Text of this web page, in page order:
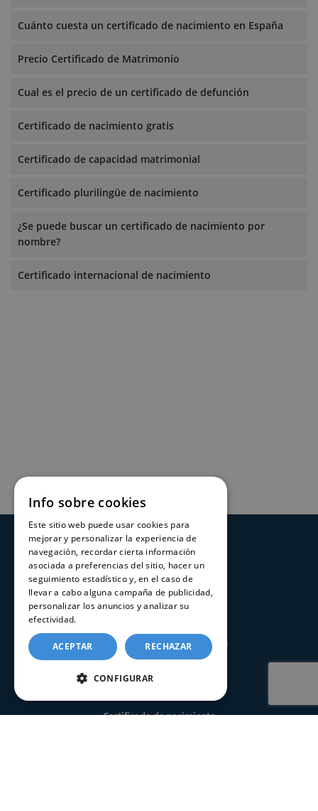
Cuánto cuesta un certificado de nacimiento en España
Precio Certificado de Matrimonio
Cual es el precio de un certificado de defunción
Certificado de nacimiento gratis
Certificado de capacidad matrimonial
Certificado plurilingüe de nacimiento
¿Se puede buscar un certificado de nacimiento por
nombre?
Certificado internacional de nacimiento
SERVICIOS
Registros Civiles España
Nuestro servicio
Consultar estado de un trámite
CERTIFICADOS
Certificado de nacimiento
Info sobre cookies
Este sitio web puede usar cookies para
mejorar y personalizar la experiencia de
navegación, recordar cierta información
asociada a preferencias del sitio, hacer un
seguimiento estadístico y, en el caso de
llevar a cabo alguna campaña de publicidad,
personalizar los anuncios y analizar su
efectividad.
ACEPTAR RECHAZAR
CONFIGURAR